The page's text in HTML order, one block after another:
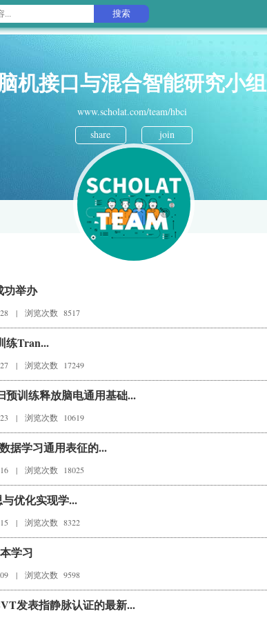
搜索
机接口与混合智能研究小组
www.scholat.com/team/hbci
share
join
功举办
| 浏览次数 8517
练Tran...
| 浏览次数 17249
预训练释放脑电通用基础...
| 浏览次数 10619
据学习通用表征的...
| 浏览次数 18025
优化实现学...
| 浏览次数 8322
学习
| 浏览次数 9598
发表指静脉认证的最新...